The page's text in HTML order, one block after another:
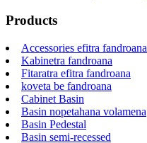
Products
Accessories efitra fandroana
Kabinetra fandroana
Fitaratra efitra fandroana
koveta be fandroana
Cabinet Basin
Basin nopetahana volamena
Basin Pedestal
Basin semi-recessed